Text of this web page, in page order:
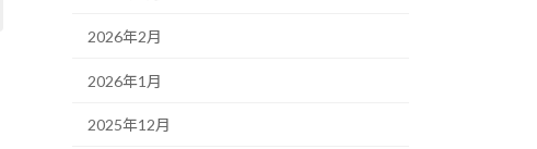
2026年2月
2026年1月
2025年12月